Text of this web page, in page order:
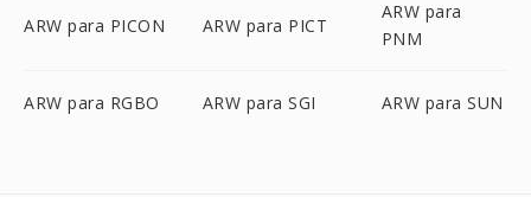
ARW para PICON ARW para PICT
ARW para
PNM
ARW para RGBO ARW para SGI ARW para SUN